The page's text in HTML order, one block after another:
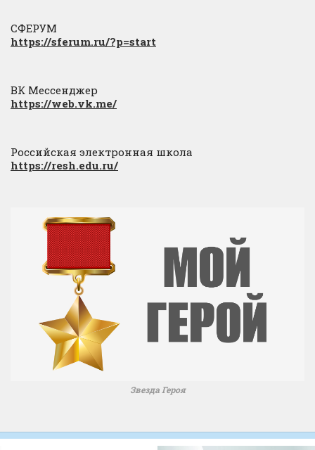
СФЕРУМ
https://sferum.ru/?p=start
ВК Мессенджер
https://web.vk.me/
Российская электронная школа
https://resh.edu.ru/
Звезда Героя